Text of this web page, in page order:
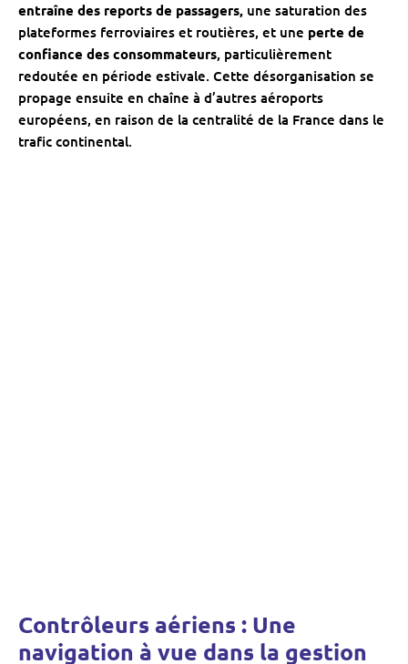
entraîne des reports de passagers, une saturation des
plateformes ferroviaires et routières, et une perte de
confiance des consommateurs, particulièrement
redoutée en période estivale. Cette désorganisation se
propage ensuite en chaîne à d’autres aéroports
européens, en raison de la centralité de la France dans le
trafic continental.
Contrôleurs aériens : Une
navigation à vue dans la gestion